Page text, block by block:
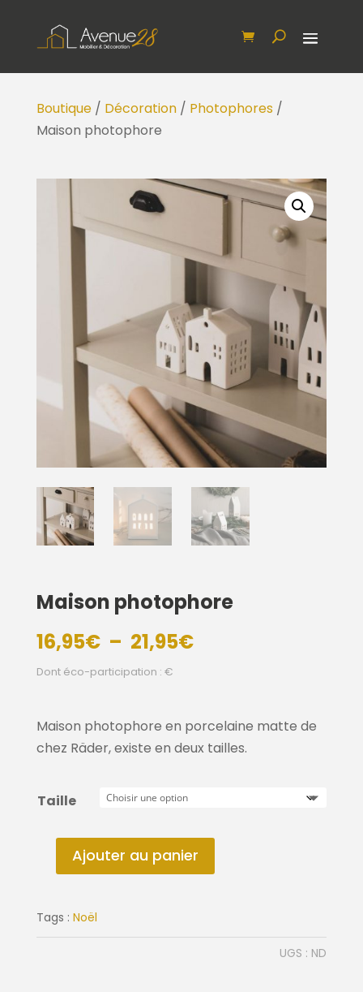
Boutique/ Décoration/ Photophores/
Maison photophore
Maison photophore
16,95€ – 21,95€Plage
à
21,95€
Dont éco-participation : €
Maison photophore en porcelaine matte de
chez Räder, existe en deux tailles.
Taille
quantité
Maison
Ajouter au panier
Tags : Noël
UGS : ND